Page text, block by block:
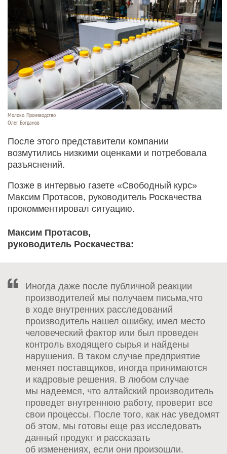
Молоко. Производство
Олег Богданов
После этого представители компании
возмутились низкими оценками и потребовала
разъяснений.
Позже в интервью газете «Свободный курс»
Максим Протасов, руководитель Роскачества
прокомментировал ситуацию.
Максим Протасов,
руководитель Роскачества:
Иногда даже после публичной реакции
производителей мы получаем письма,что
в ходе внутренних расследований
производитель нашел ошибку, имел место
человеческий фактор или был проведен
контроль входящего сырья и найдены
нарушения. В таком случае предприятие
меняет поставщиков, иногда принимаются
и кадровые решения. В любом случае
мы надеемся, что алтайский производитель
проведет внутреннюю работу, проверит все
свои процессы. После того, как нас уведомят
об этом, мы готовы еще раз исследовать
данный продукт и рассказать
об изменениях, если они произошли.